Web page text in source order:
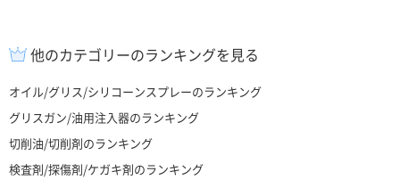
他のカテゴリーのランキングを見る
オイル/グリス/シリコーンスプレーのランキング
グリスガン/油用注入器のランキング
切削油/切削剤のランキング
検査剤/探傷剤/ケガキ剤のランキング